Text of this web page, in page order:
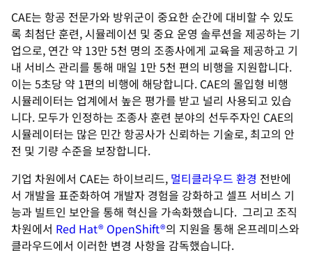
CAE는 항공 전문가와 방위군이 중요한 순간에 대비할 수 있도
록 최첨단 훈련, 시뮬레이션 및 중요 운영 솔루션을 제공하는 기
업으로, 연간 약 13만 5천 명의 조종사에게 교육을 제공하고 기
내 서비스 관리를 통해 매일 1만 5천 편의 비행을 지원합니다.
이는 5초당 약 1편의 비행에 해당합니다. CAE의 몰입형 비행
시뮬레이터는 업계에서 높은 평가를 받고 널리 사용되고 있습
니다. 모두가 인정하는 조종사 훈련 분야의 선두주자인 CAE의
시뮬레이터는 많은 민간 항공사가 신뢰하는 기술로, 최고의 안
전 및 기량 수준을 보장합니다.
기업 차원에서 CAE는 하이브리드, 멀티클라우드 환경 전반에
서 개발을 표준화하여 개발자 경험을 강화하고 셀프 서비스 기
능과 빌트인 보안을 통해 혁신을 가속화했습니다. 그리고 조직
차원에서 Red Hat® OpenShift®의 지원을 통해 온프레미스와
클라우드에서 이러한 변경 사항을 감독했습니다.